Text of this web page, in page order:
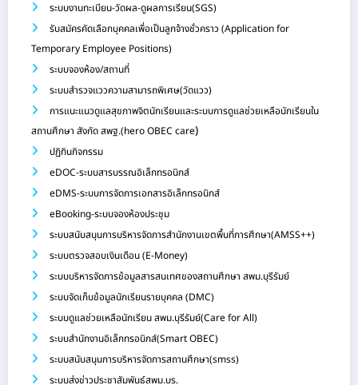
ระบบงานทะเบียน-วัดผล-ดูผลการเรียน(SGS)
รับสมัครคัดเลือกบุคคลเพื่อเป็นลูกจ้างชั่วคราว (Application for
Temporary Employee Positions)
ระบบจองห้อง/สถานที่
ระบบสำรวจแววความสามารถพิเศษ(วัดแวว)
การแนะแนวดูแลสุขภาพจิตนักเรียนและระบบการดูแลช่วยเหลือนักเรียนใน
สถานศึกษา สังกัด สพฐ.(hero OBEC care)
ปฏิทินกิจกรรม
eDOC-ระบบสารบรรณอิเล็กทรอนิกส์
eDMS-ระบบการจัดการเอกสารอิเล็กทรอนิกส์
eBooking-ระบบจองห้องประชุม
ระบบสนับสนุนการบริหารจัดการสำนักงานเขตพื้นที่การศึกษา(AMSS++)
ระบบตรวจสอบเงินเดือน (E-Money)
ระบบบริหารจัดการข้อมูลสารสนเทศของสถานศึกษา สพม.บุรีรัมย์
ระบบจัดเก็บข้อมูลนักเรียนรายบุคคล (DMC)
ระบบดูแลช่วยเหลือนักเรียน สพม.บุรีรัมย์(Care for All)
ระบบสำนักงานอิเล็กทรอนิกส์(Smart OBEC)
ระบบสนับสนุนการบริหารจัดการสถานศึกษา(smss)
ระบบส่งข่าวประชาสัมพันธ์สพม.บร.